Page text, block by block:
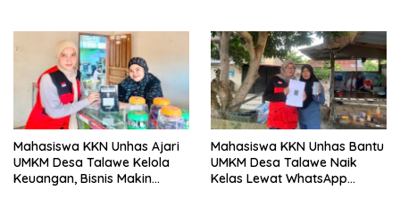
Dibagikan
Mahasiswa KKN Unhas Ajari
UMKM Desa Talawe Kelola
Keuangan, Bisnis Makin
Mahasiswa KKN Unhas Bantu
UMKM Desa Talawe Naik
Kelas Lewat WhatsApp